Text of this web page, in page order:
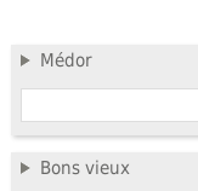
Médor
Bons vieux